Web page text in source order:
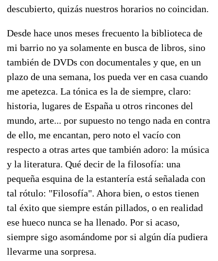
descubierto, quizás nuestros horarios no coincidan.
Desde hace unos meses frecuento la biblioteca de
mi barrio no ya solamente en busca de libros, sino
también de DVDs con documentales y que, en un
plazo de una semana, los pueda ver en casa cuando
me apetezca. La tónica es la de siempre, claro:
historia, lugares de España u otros rincones del
mundo, arte... por supuesto no tengo nada en contra
de ello, me encantan, pero noto el vacío con
respecto a otras artes que también adoro: la música
y la literatura. Qué decir de la filosofía: una
pequeña esquina de la estantería está señalada con
tal rótulo: "Filosofía". Ahora bien, o estos tienen
tal éxito que siempre están pillados, o en realidad
ese hueco nunca se ha llenado. Por si acaso,
siempre sigo asomándome por si algún día pudiera
llevarme una sorpresa.